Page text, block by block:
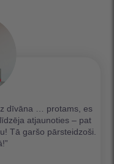
dīvāna … protams, es
atjaunoties – pat
Tā garšo pārsteidzoši.